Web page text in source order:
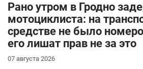
Рано утром в Гродно
мотоциклиста: на
средстве не было
его лишат прав не за это
07 августа 2026